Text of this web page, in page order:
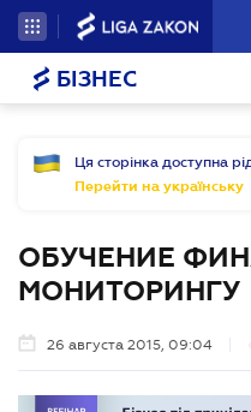
БІЗНЕС
Ця сторінка доступна
Перейти на українську
ОБУЧЕНИЕ
МОНИТОРИНГУ
26 августа 2015, 09:04